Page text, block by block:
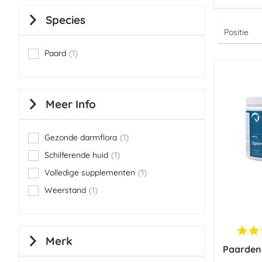
Species
Paard 1
item
Meer Info
Gezonde darmflora 1
item
Schilferende huid 1
item
Volledige supplementen
1
item
Weerstand 1
item
Merk